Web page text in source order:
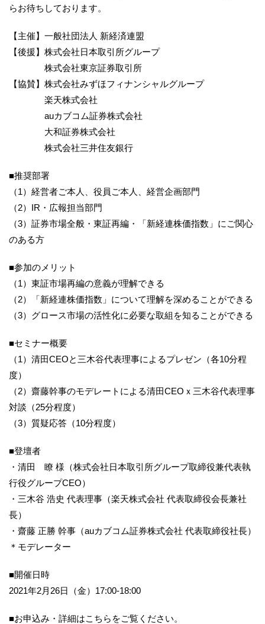
らお待ちしております。
【主催】一般社団法人 新経済連盟
【後援】株式会社日本取引所グループ
株式会社東京証券取引所
【協賛】株式会社みずほフィナンシャルグループ
楽天株式会社
auカブコム証券株式会社
大和証券株式会社
株式会社三井住友銀行
■推奨部署
（1）経営者ご本人、役員ご本人、経営企画部門
（2）IR・広報担当部門
（3）証券市場全般・東証再編・「新経連株価指数」にご関心
のある方
■参加のメリット
（1）東証市場再編の意義が理解できる
（2）「新経連株価指数」について理解を深めることができる
（3）グロース市場の活性化に必要な取組を知ることができる
■セミナー概要
（1）清田CEOと三木谷代表理事によるプレゼン（各10分程
度）
（2）齋藤幹事のモデレートによる清田CEOｘ三木谷代表理事
対談（25分程度）
（3）質疑応答（10分程度）
■登壇者
・清田 瞭 様（株式会社日本取引所グループ取締役兼代表執
行役グループCEO）
・三木谷 浩史 代表理事（楽天株式会社 代表取締役会長兼社
長）
・齋藤 正勝 幹事（auカブコム証券株式会社 代表取締役社長）
＊モデレーター
■開催日時
2021年2月26日（金）17:00-18:00
■お申込み・詳細はこちらをご覧ください。